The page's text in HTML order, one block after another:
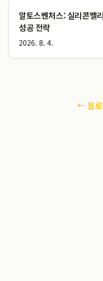
알토스벤처스: 실리콘밸
성공 전략
2026. 8. 4.
← 블로